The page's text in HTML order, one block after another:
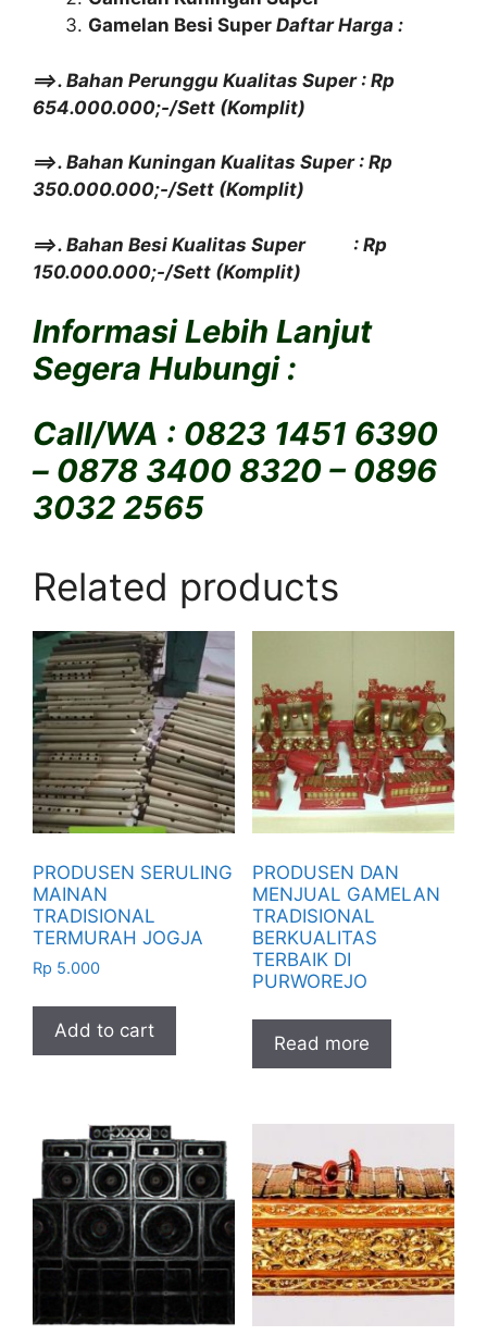
Gamelan Besi Super Daftar Harga :
==>. Bahan Perunggu Kualitas Super : Rp
654.000.000;-/Sett (Komplit)
==>. Bahan Kuningan Kualitas Super : Rp
350.000.000;-/Sett (Komplit)
==>. Bahan Besi Kualitas Super : Rp
150.000.000;-/Sett (Komplit)
Informasi Lebih Lanjut
Segera Hubungi :
Call/WA : 0823 1451 6390
– 0878 3400 8320 – 0896
3032 2565
Related products
PRODUSEN SERULING
MAINAN
TRADISIONAL
TERMURAH JOGJA
Rp 5.000
Add to cart
PRODUSEN DAN
MENJUAL GAMELAN
TRADISIONAL
BERKUALITAS
TERBAIK DI
PURWOREJO
Read more